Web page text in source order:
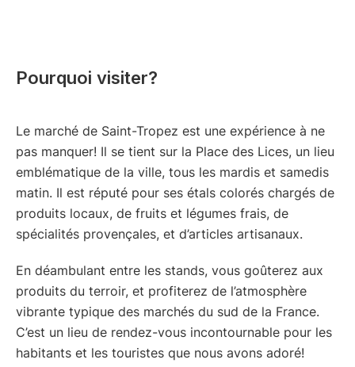
Pourquoi visiter?
Le marché de Saint-Tropez est une expérience à ne
pas manquer! Il se tient sur la Place des Lices, un lieu
emblématique de la ville, tous les mardis et samedis
matin. Il est réputé pour ses étals colorés chargés de
produits locaux, de fruits et légumes frais, de
spécialités provençales, et d’articles artisanaux.
En déambulant entre les stands, vous goûterez aux
produits du terroir, et profiterez de l’atmosphère
vibrante typique des marchés du sud de la France.
C’est un lieu de rendez-vous incontournable pour les
habitants et les touristes que nous avons adoré!